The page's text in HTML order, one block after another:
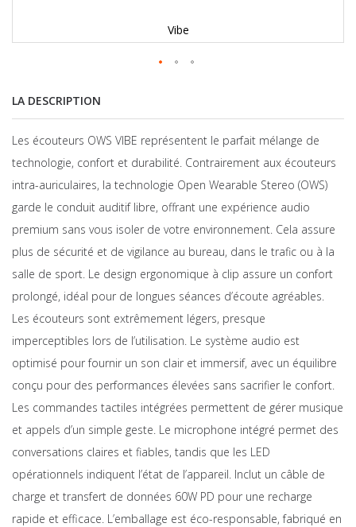
Vibe
LA DESCRIPTION
Les écouteurs OWS VIBE représentent le parfait mélange de
technologie, confort et durabilité. Contrairement aux écouteurs
intra-auriculaires, la technologie Open Wearable Stereo (OWS)
garde le conduit auditif libre, offrant une expérience audio
premium sans vous isoler de votre environnement. Cela assure
plus de sécurité et de vigilance au bureau, dans le trafic ou à la
salle de sport. Le design ergonomique à clip assure un confort
prolongé, idéal pour de longues séances d’écoute agréables.
Les écouteurs sont extrêmement légers, presque
imperceptibles lors de l’utilisation. Le système audio est
optimisé pour fournir un son clair et immersif, avec un équilibre
conçu pour des performances élevées sans sacrifier le confort.
Les commandes tactiles intégrées permettent de gérer musique
et appels d’un simple geste. Le microphone intégré permet des
conversations claires et fiables, tandis que les LED
opérationnels indiquent l’état de l’appareil. Inclut un câble de
charge et transfert de données 60W PD pour une recharge
rapide et efficace. L’emballage est éco-responsable, fabriqué en